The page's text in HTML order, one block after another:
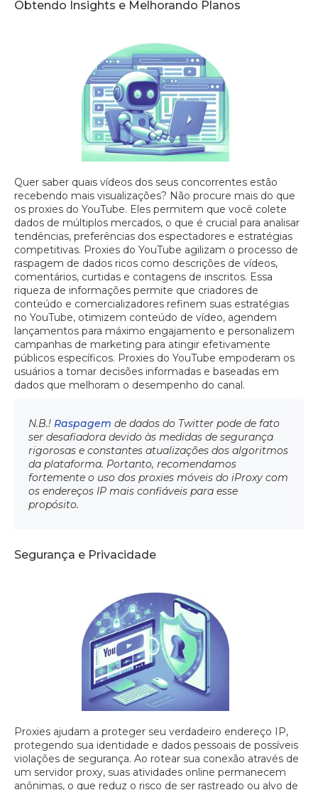
Obtendo Insights e Melhorando Planos
Quer saber quais vídeos dos seus concorrentes estão
recebendo mais visualizações? Não procure mais do que
os proxies do YouTube. Eles permitem que você colete
dados de múltiplos mercados, o que é crucial para analisar
tendências, preferências dos espectadores e estratégias
competitivas. Proxies do YouTube agilizam o processo de
raspagem de dados ricos como descrições de vídeos,
comentários, curtidas e contagens de inscritos. Essa
riqueza de informações permite que criadores de
conteúdo e comercializadores refinem suas estratégias
no YouTube, otimizem conteúdo de vídeo, agendem
lançamentos para máximo engajamento e personalizem
campanhas de marketing para atingir efetivamente
públicos específicos. Proxies do YouTube empoderam os
usuários a tomar decisões informadas e baseadas em
dados que melhoram o desempenho do canal.
N.B.! Raspagem de dados do Twitter pode de fato
ser desafiadora devido às medidas de segurança
rigorosas e constantes atualizações dos algoritmos
da plataforma. Portanto, recomendamos
fortemente o uso dos proxies móveis do iProxy com
os endereços IP mais confiáveis para esse
propósito.
Segurança e Privacidade
Proxies ajudam a proteger seu verdadeiro endereço IP,
protegendo sua identidade e dados pessoais de possíveis
violações de segurança. Ao rotear sua conexão através de
um servidor proxy, suas atividades online permanecem
anônimas, o que reduz o risco de ser rastreado ou alvo de